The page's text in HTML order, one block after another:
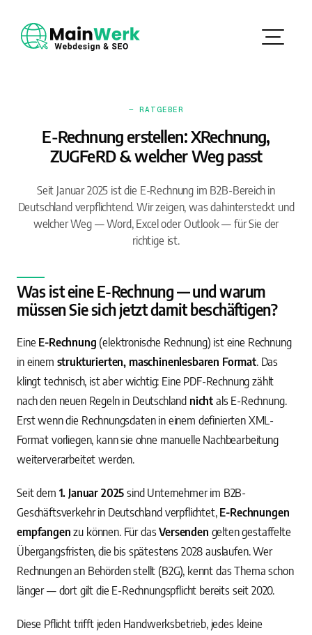
— RATGEBER
E-Rechnung erstellen: XRechnung,
ZUGFeRD & welcher Weg passt
Seit Januar 2025 ist die E-Rechnung im B2B-Bereich in
Deutschland verpflichtend. Wir zeigen, was dahintersteckt und
welcher Weg — Word, Excel oder Outlook — für Sie der
richtige ist.
Was ist eine E-Rechnung — und warum
müssen Sie sich jetzt damit beschäftigen?
Eine E-Rechnung (elektronische Rechnung) ist eine Rechnung
in einem strukturierten, maschinenlesbaren Format. Das
klingt technisch, ist aber wichtig: Eine PDF-Rechnung zählt
nach den neuen Regeln in Deutschland nicht als E-Rechnung.
Erst wenn die Rechnungsdaten in einem definierten XML-
Format vorliegen, kann sie ohne manuelle Nachbearbeitung
weiterverarbeitet werden.
Seit dem 1. Januar 2025 sind Unternehmer im B2B-
Geschäftsverkehr in Deutschland verpflichtet, E-Rechnungen
empfangen zu können. Für dasVersenden gelten gestaffelte
Übergangsfristen, die bis spätestens 2028 auslaufen. Wer
Rechnungen an Behörden stellt (B2G), kennt das Thema schon
länger — dort gilt die E-Rechnungspflicht bereits seit 2020.
Diese Pflicht trifft jeden Handwerksbetrieb, jedes kleine